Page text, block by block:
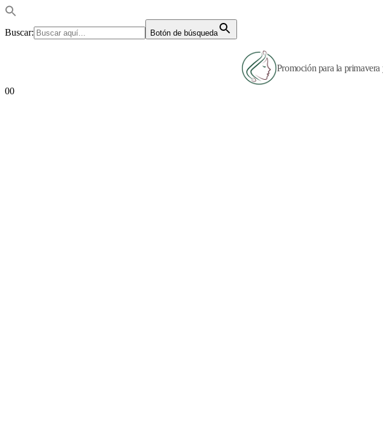
Buscar: Botón de búsqueda
Promoción para la primavera
00